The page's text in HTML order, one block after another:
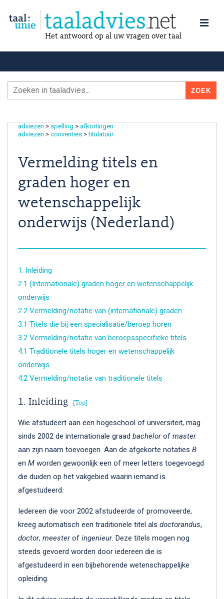
Het antwoord op al uw vragen over taal
adviezen > spelling > afkortingen
adviezen > conventies > titulatuur
Vermelding titels en
graden hoger en
wetenschappelijk
onderwijs (Nederland)
1. Inleiding
2.1 (Internationale) graden hoger en wetenschappelijk
onderwijs
2.2 Vermelding/notatie van (internationale) graden
3.1 Titels die bij een specialisatie/beroep horen
3.2 Vermelding/notatie van beroepsspecifieke titels
4.1 Traditionele titels hoger en wetenschappelijk
onderwijs
4.2 Vermelding/notatie van traditionele titels
1. Inleiding Top
Wie afstudeert aan een hogeschool of universiteit, mag
sinds 2002 de internationale graad bachelorof master
aan zijn naam toevoegen. Aan de afgekorte notaties B
en M worden gewoonlijk een of meer letters toegevoegd
die duiden op het vakgebied waarin iemand is
afgestudeerd.
Iedereen die voor 2002 afstudeerde of promoveerde,
kreeg automatisch een traditionele titel als doctorandus,
doctor, meesterof ingenieur. Deze titels mogen nog
steeds gevoerd worden door iedereen die is
afgestudeerd in een bijbehorende wetenschappelijke
opleiding.